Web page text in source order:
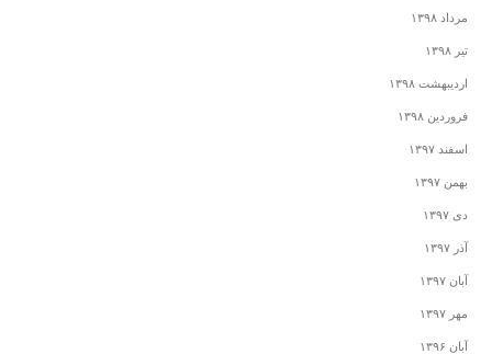
مرداد ۱۳۹۸
تیر ۱۳۹۸
اردیبهشت ۱۳۹۸
فروردین ۱۳۹۸
اسفند ۱۳۹۷
بهمن ۱۳۹۷
دی ۱۳۹۷
آذر ۱۳۹۷
آبان ۱۳۹۷
مهر ۱۳۹۷
آبان ۱۳۹۶